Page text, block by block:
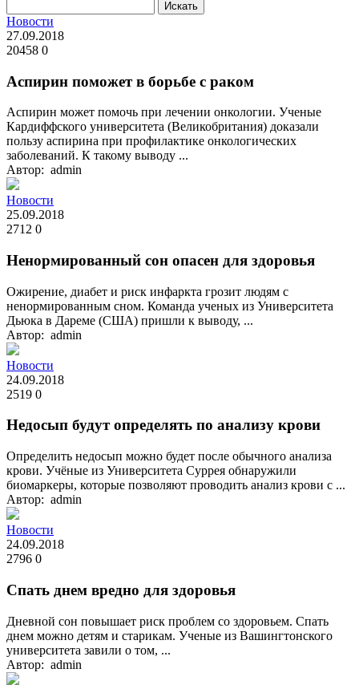
Новости
27.09.2018
20458 0
Аспирин поможет в борьбе с раком
Аспирин может помочь при лечении онкологии. Ученые
Кардиффского университета (Великобритания) доказали
пользу аспирина при профилактике онкологических
заболеваний. К такому выводу ...
Автор: admin
Новости
25.09.2018
2712 0
Ненормированный сон опасен для здоровья
Ожирение, диабет и риск инфаркта грозит людям с
ненормированным сном. Команда ученых из Университета
Дьюка в Дареме (США) пришли к выводу, ...
Автор: admin
Новости
24.09.2018
2519 0
Недосып будут определять по анализу крови
Определить недосып можно будет после обычного анализа
крови. Учёные из Университета Суррея обнаружили
биомаркеры, которые позволяют проводить анализ крови с ...
Автор: admin
Новости
24.09.2018
2796 0
Спать днем вредно для здоровья
Дневной сон повышает риск проблем со здоровьем. Спать
днем можно детям и старикам. Ученые из Вашингтонского
университета завили о том, ...
Автор: admin